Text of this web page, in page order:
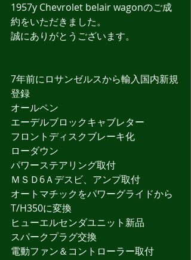
1957y Chevrolet belair wagonのご成
約をいただきました。
誠にありがとうございます。
7年前にロサンゼルスから輸入国内新規
登録
オールペン
エーデルブロックキャブレター
フロントディスクブレーキ化
ローダウン
パワーステアリング取付
ＭＳＤ6Ａデスビ、アンプ取付
オートマチックをパワーグライドから
T/H350に変換
ヒューエルセンダユニット新品
スパークプラグ交換
電動ファン＆コントローラー取付